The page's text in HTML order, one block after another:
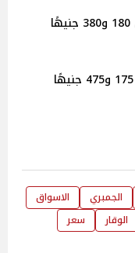
صغير الحجم تراوح ما بين 180 و380 جنيهًا
المجمد، فتراوح سعره بين 175 و475 جنيهًا
الجمبري
الاسواق
الوقار
سعر